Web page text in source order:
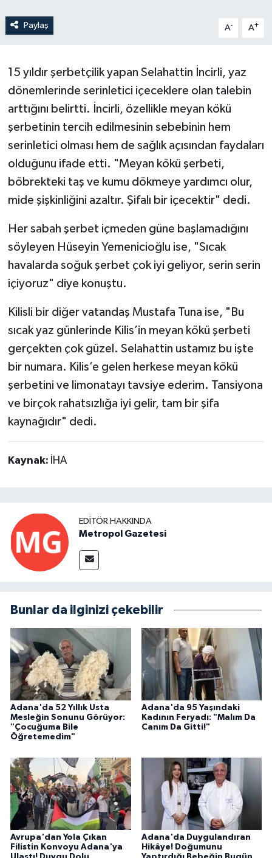
Paylaş A- A+
15 yıldır şerbetçilik yapan Selahattin İncirli, yaz
dönemlerinde serinletici içeceklere olan talebin
arttığını belirtti. İncirli, özellikle meyan kökü
şerbetinin tercih edilmesinin sebebinin hem
serinletici olması hem de sağlık açısından faydaları
olduğunu ifade etti. "Meyan kökü şerbeti,
böbrekteki taş ve kumu dökmeye yardımcı olur,
mide şişkinliğini azaltır. Şifalı bir içecektir" dedi.
Her sabah şerbet içmeden güne başlamadığını
söyleyen Hüseyin Yemenicioğlu ise, "Sıcak
havalarda soğuk şerbet çok iyi geliyor, serin serin
içiyoruz" diye konuştu.
Kilisli bir diğer vatandaş Mustafa Tuna ise, "Bu
sıcak yaz günlerinde Kilis’in meyan kökü şerbeti
gerçekten çok güzel. Selahattin ustamız bu işte
bir numara. Kilis’e gelen herkese meyan kökü
şerbetini ve limonatayı tavsiye ederim. Tansiyona
ve birçok rahatsızlığa iyi gelir, tam bir şifa
kaynağıdır" dedi.
Kaynak: İHA
EDITÖR HAKKINDA
Metropol Gazetesi
Bunlar da ilginizi çekebilir
Adana'da 52 Yıllık Usta
Mesleğin Sonunu Görüyor:
"Çocuğuma Bile
Öğretemedim"
Adana'da 95 Yaşındaki
Kadının Feryadı: "Malım Da
Canım Da Gitti!"
Avrupa'dan Yola Çıkan
Filistin Konvoyu Adana'ya
Adana'da Duygulandıran
Hikâye! Doğumunu